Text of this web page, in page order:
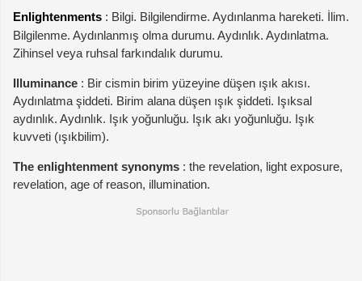
Enlightenments : Bilgi. Bilgilendirme. Aydınlanma hareketi. İlim.
Bilgilenme. Aydınlanmış olma durumu. Aydınlık. Aydınlatma.
Zihinsel veya ruhsal farkındalık durumu.
Illuminance : Bir cismin birim yüzeyine düşen ışık akısı.
Aydınlatma şiddeti. Birim alana düşen ışık şiddeti. Işıksal
aydınlık. Aydınlık. Işık yoğunluğu. Işık akı yoğunluğu. Işık
kuvveti (ışıkbilim).
The enlightenment synonyms : the revelation, light exposure,
revelation, age of reason, illumination.